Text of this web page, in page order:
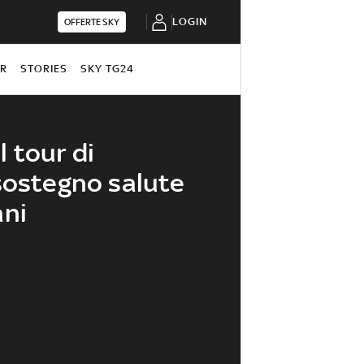
OFFERTE SKY LOGIN
STORIES SKY TG24
tour di
salute